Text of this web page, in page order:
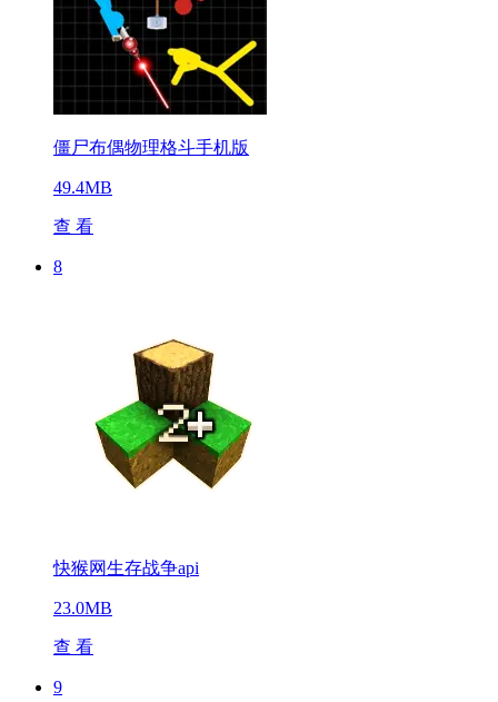
僵尸布偶物理格斗手机版
49.4MB
查 看
8
快猴网生存战争api
23.0MB
查 看
9